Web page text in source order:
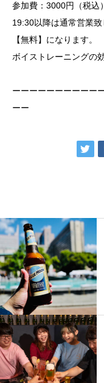
参加費：3000円（税込）
19:30以降は通常営業
【無料】になります。
ボイストレーニングの
ーーーーーーーーーー
ーー